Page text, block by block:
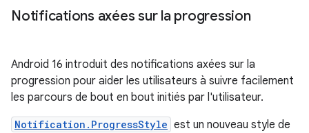
Notifications axées sur la progression
Android 16 introduit des notifications axées sur la
progression pour aider les utilisateurs à suivre facilement
les parcours de bout en bout initiés par l'utilisateur.
Notification.ProgressStyle est un nouveau style de